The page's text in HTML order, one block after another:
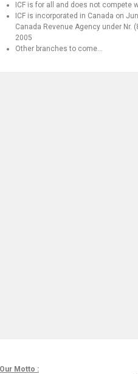
ICF is for all and does not compete
ICF is incorporated in Canada on
Canada Revenue Agency under Nr.
2005
Other branches to come…
Our Motto :